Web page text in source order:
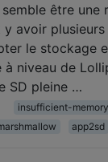
être une
y avoir
le stockage
à niveau de
SD pleine …
insufficient-memory
app2sd